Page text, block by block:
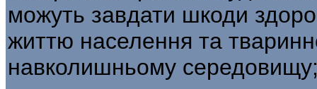
можуть завдати шкоди
життю населення та
навколишньому